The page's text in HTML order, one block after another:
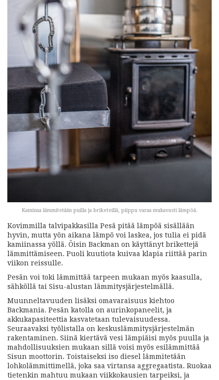
Kaminaa lämmitetään puilla ja briketeillä, piippu varaa mukavasti lämpöä.
Kovimmilla talvipakkasilla Pesä pitää lämpöä sisällään
hyvin, mutta yön aikana lämpö voi laskea, jos tulia ei pidä
kamiinassa yöllä. Öisin Backman on käyttänyt brikettejä
lämmittämiseen. Puoli kuutiota kuivaa klapia riittää parin
viikon reissulle.
Pesän voi toki lämmittää tarpeen mukaan myös kaasulla,
sähköllä tai Sisu-alustan lämmitysjärjestelmällä.
Muunneltavuuden lisäksi omavaraisuus kiehtoo
Backmania. Pesän katolla on aurinkopaneelit, ja
akkukapasiteettia kasvatetaan tulevaisuudessa.
Seuraavaksi työlistalla on keskuslämmitysjärjestelmän
rakentaminen. Siinä kiertävä vesi lämpiäisi myös puulla ja
mahdollisuuksien mukaan sillä voisi myös esilämmittää
Sisun moottorin. Toistaiseksi iso diesel lämmitetään
lohkolämmittimellä, joka saa virtansa aggregaatista. Ruokaa
tietenkin mahtuu mukaan viikkokausien tarpeiksi, ja